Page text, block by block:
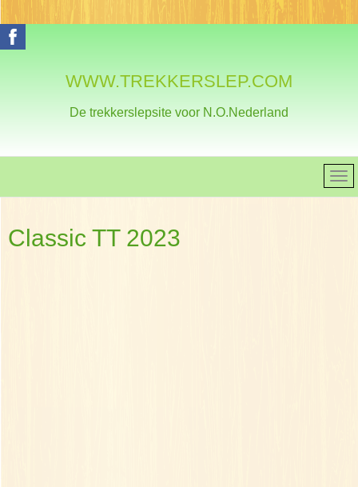
WWW.TREKKERSLEP.COM
De trekkerslepsite voor N.O.Nederland
Classic TT 2023